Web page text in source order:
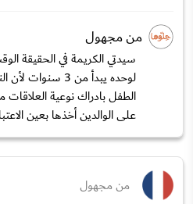
من مجهول
سيدتي الكريمة في الحقيقة
لوحده يبدأ من 3
الطفل بادراك نوعية
على الوالدين أخذها بعين
من مجهول